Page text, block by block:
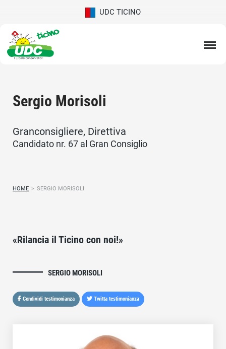
UDC TICINO
Sergio Morisoli
Granconsigliere, Direttiva
Candidato nr. 67 al Gran Consiglio
HOME > SERGIO MORISOLI
«Rilancia il Ticino con noi!»
SERGIO MORISOLI
Condividi testimonianza Twitta testimonianza